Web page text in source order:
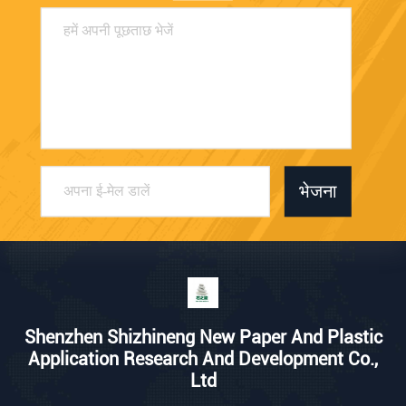
भेजना
Shenzhen Shizhineng New Paper And Plastic
Application Research And Development Co.,
Ltd